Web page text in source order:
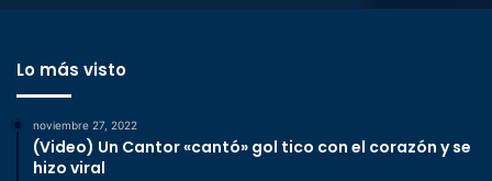
Lo más visto
noviembre 27, 2022
(Video) Un Cantor «cantó» gol tico con el corazón y se
hizo viral